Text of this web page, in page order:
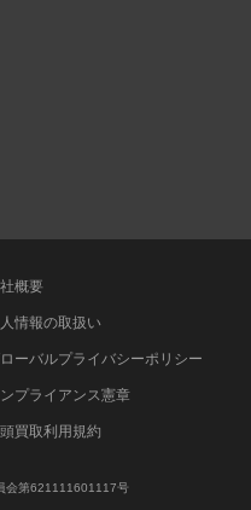
概要
情報の取扱い
ーバルプライバシーポリシー
プライアンス憲章
買取利用規約
会第621111601117号